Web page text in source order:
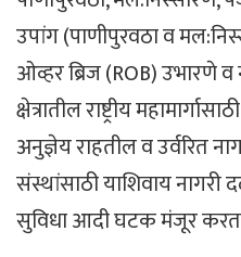
उपांग (पाणीपुरवठा व
ओव्हर ब्रिज (ROB) उभारणे
क्षेत्रातील राष्ट्रीय
अनुज्ञेय राहतील व उर्वरित
संस्थांसाठी याशिवाय
सुविधा आदी घटक मंजूर